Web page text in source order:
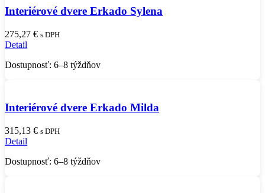
Interiérové dvere Erkado Sylena
275,27 € s DPH
Detail
Dostupnosť: 6–8 týždňov
Interiérové dvere Erkado Milda
315,13 € s DPH
Detail
Dostupnosť: 6–8 týždňov